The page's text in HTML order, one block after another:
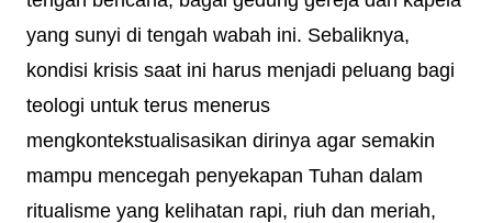
yang sunyi di tengah wabah ini. Sebaliknya,
kondisi krisis saat ini harus menjadi peluang bagi
teologi untuk terus menerus
mengkontekstualisasikan dirinya agar semakin
mampu mencegah penyekapan Tuhan dalam
ritualisme yang kelihatan rapi, riuh dan meriah,